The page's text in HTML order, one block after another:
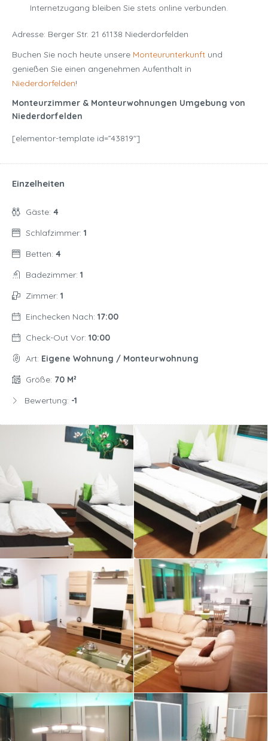
Internetzugang bleiben Sie stets online verbunden.
Adresse: Berger Str. 21 61138 Niederdorfelden
Buchen Sie noch heute unsere Monteurunterkunft und
genießen Sie einen angenehmen Aufenthalt in
Niederdorfelden!
Monteurzimmer & Monteurwohnungen Umgebung von
Niederdorfelden
[elementor-template id=”43819″]
Einzelheiten
Gäste: 4
Schlafzimmer: 1
Betten: 4
Badezimmer: 1
Zimmer: 1
Einchecken Nach: 17:00
Check-Out Vor: 10:00
Art: Eigene Wohnung / Monteurwohnung
Größe: 70 M²
Bewertung: -1